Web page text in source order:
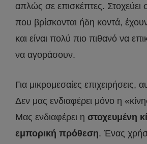
απλώς σε επισκέπτες.
που βρίσκονται ήδη κοντά,
και είναι πολύ πιο πιθανό να
να αγοράσουν.
Για μικρομεσαίες επιχειρήσεις,
Δεν μας ενδιαφέρει μόνο η
Μας ενδιαφέρει η στοχευμένη
εμπορική πρόθεση. Ένας